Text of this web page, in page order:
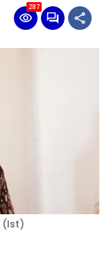
287
(Ist)